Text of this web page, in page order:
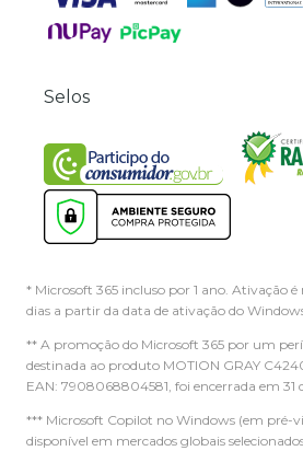
Selos
* Microsoft 365 incluso por 1 ano. Ativação é
dias a partir da data de ativação do
** A promoção do Microsoft 365 por um
destinada ao produto MOTION GRAY
EAN: 7908068804581, foi encerrada em 31
*** Microsoft Copilot no Windows (em pré-
disponível em mercados globais